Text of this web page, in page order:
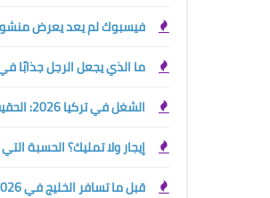
فيسبوك لم يعد يعرض
ما الذي يجعل الرجل جذابًا
الشغل في تركيا 2026: الحقيقة الكاملة عن فرص العمل والرواتب وحقوق الأجانب قبل السفر
إيجار ولا تمليك؟ الحسبة
قبل ما تسافر الخليج في 2026: احسب صافي المكسب الحقيقي بين السعودية والإمارات والكويت